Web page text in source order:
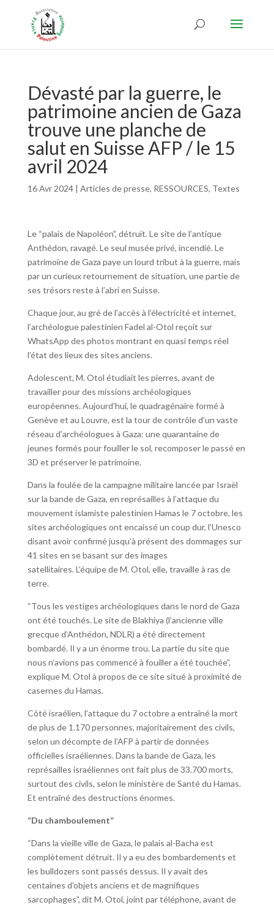
Dévasté par la guerre, le
patrimoine ancien de Gaza
trouve une planche de
salut en Suisse AFP / le 15
avril 2024
16 Avr 2024| Articles de presse, RESSOURCES, Textes
Le “palais de Napoléon”, détruit. Le site de l’antique
Anthédon, ravagé. Le seul musée privé, incendié. Le
patrimoine de Gaza paye un lourd tribut à la guerre, mais
par un curieux retournement de situation, une partie de
ses trésors reste à l’abri en Suisse.
Chaque jour, au gré de l’accès à l’électricité et internet,
l’archéologue palestinien Fadel al-Otol reçoit sur
WhatsApp des photos montrant en quasi temps réel
l’état des lieux des sites anciens.
Adolescent, M. Otol étudiait les pierres, avant de
travailler pour des missions archéologiques
européennes. Aujourd’hui, le quadragénaire formé à
Genève et au Louvre, est la tour de contrôle d’un vaste
réseau d’archéologues à Gaza: une quarantaine de
jeunes formés pour fouiller le sol, recomposer le passé en
3D et préserver le patrimoine.
Dans la foulée de la campagne militaire lancée par Israël
sur la bande de Gaza, en représailles à l’attaque du
mouvement islamiste palestinien Hamas le 7 octobre, les
sites archéologiques ont encaissé un coup dur, l’Unesco
disant avoir confirmé jusqu’à présent des dommages sur
41 sites en se basant sur des images
satellitaires. L’équipe de M. Otol, elle, travaille à ras de
terre.
“Tous les vestiges archéologiques dans le nord de Gaza
ont été touchés. Le site de Blakhiya (l’ancienne ville
grecque d’Anthédon, NDLR) a été directement
bombardé. Il y a un énorme trou. La partie du site que
nous n’avions pas commencé à fouiller a été touchée”,
explique M. Otol à propos de ce site situé à proximité de
casernes du Hamas.
Côté israélien, l’attaque du 7 octobre a entraîné la mort
de plus de 1.170 personnes, majoritairement des civils,
selon un décompte de l’AFP à partir de données
officielles israéliennes. Dans la bande de Gaza, les
représailles israéliennes ont fait plus de 33.700 morts,
surtout des civils, selon le ministère de Santé du Hamas.
Et entraîné des destructions énormes.
“Du chamboulement”
“Dans la vieille ville de Gaza, le palais al-Bacha est
complètement détruit. Il y a eu des bombardements et
les bulldozers sont passés dessus. Il y avait des
centaines d’objets anciens et de magnifiques
sarcophages”, dit M. Otol, joint par téléphone, avant de